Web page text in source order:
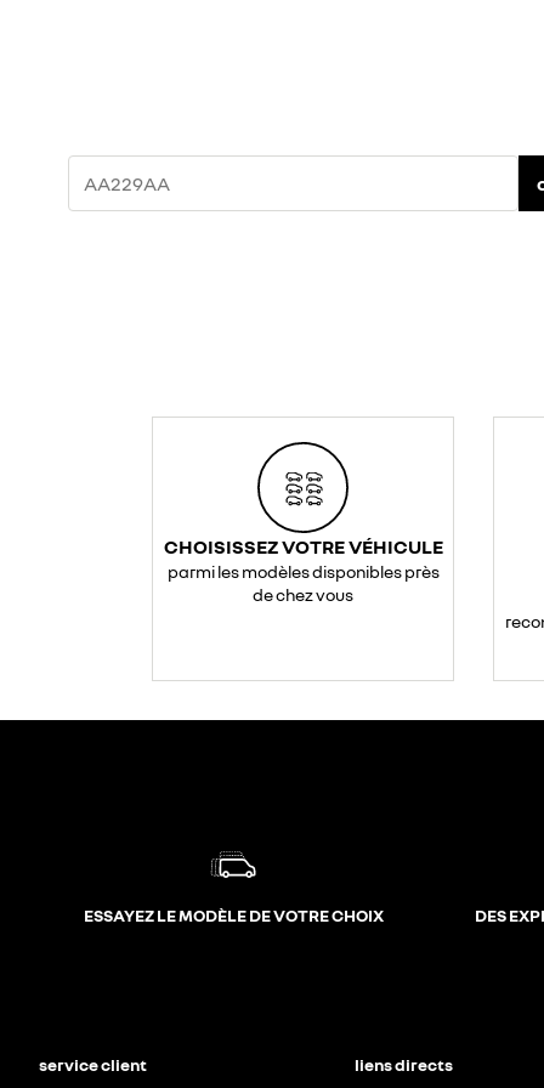
CHOISISSEZ VOTRE VÉHICULE
parmi les modèles disponibles près
de chez vous
ESSAYEZ LE MODÈLE DE VOTRE CHOIX DES
service client liens directs